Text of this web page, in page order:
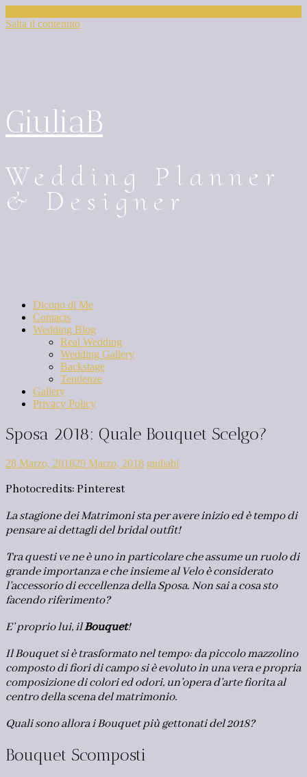
Salta il contenuto
GiuliaB
Wedding Planner
& Designer
Dicono di Me
Contacts
Wedding Blog
Real Wedding
Wedding Gallery
Backstage
Tendenze
Gallery
Privacy Policy
Sposa 2018: Quale Bouquet Scelgo?
28 Marzo, 201829 Marzo, 2018 giuliabi
Photocredits: Pinterest
La stagione dei Matrimoni sta per avere inizio ed è tempo di
pensare ai dettagli del bridal outfit!
Tra questi ve ne è uno in particolare che assume un ruolo di
grande importanza e che insieme al Velo è considerato
l’accessorio di eccellenza della Sposa. Non sai a cosa sto
facendo riferimento?
E’ proprio lui, ilBouquet!
Il Bouquet si è trasformato nel tempo: da piccolo mazzolino
composto di fiori di campo si è evoluto in una vera e propria
composizione di colori ed odori, un’opera d’arte fiorita al
centro della scena del matrimonio.
Quali sono allora i Bouquet più gettonati del 2018?
Bouquet Scomposti